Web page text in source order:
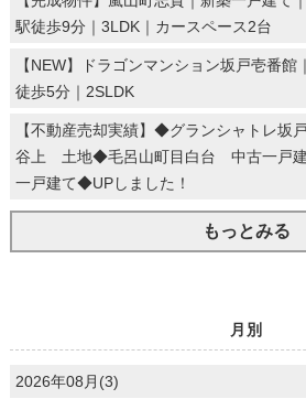
駅徒歩9分｜3LDK｜カースペース2台
【NEW】ドラゴンマンション坂戸壱番
徒歩5分｜2SLDK
【不動産売却実績】◆グランシャトレ坂
谷上 土地◆毛呂山町目白台 中古一戸
一戸建て◆UPしました！
もっとみる
月別
2026年08月(3)